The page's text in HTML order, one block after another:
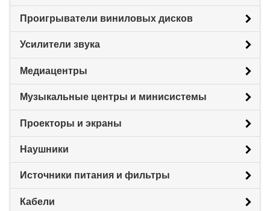
Проигрыватели виниловых дисков
Усилители звука
Медиацентры
Музыкальные центры и минисистемы
Проекторы и экраны
Наушники
Источники питания и фильтры
Кабели